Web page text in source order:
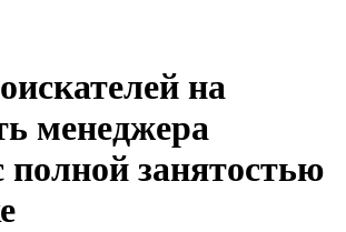
на
менеджера
полной занятостью